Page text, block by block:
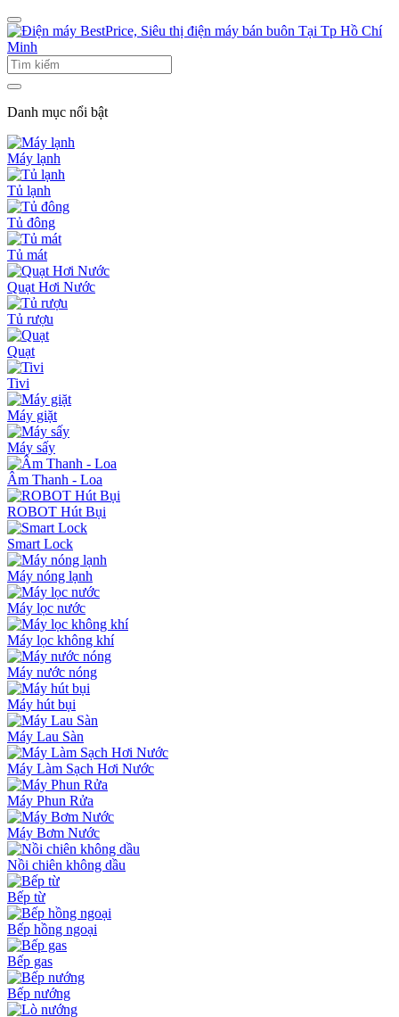
Danh mục nổi bật
Máy lạnh
Tủ lạnh
Tủ đông
Tủ mát
Quạt Hơi Nước
Tủ rượu
Quạt
Tivi
Máy giặt
Máy sấy
Âm Thanh - Loa
ROBOT Hút Bụi
Smart Lock
Máy nóng lạnh
Máy lọc nước
Máy lọc không khí
Máy nước nóng
Máy hút bụi
Máy Lau Sàn
Máy Làm Sạch Hơi Nước
Máy Phun Rửa
Máy Bơm Nước
Nồi chiên không dầu
Bếp từ
Bếp hồng ngoại
Bếp gas
Bếp nướng